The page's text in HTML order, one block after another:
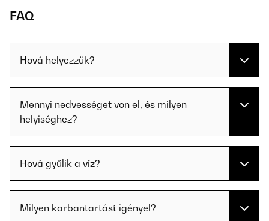
FAQ
Hová helyezzük?
Mennyi nedvességet von el, és milyen
helyiséghez?
Hová gyűlik a víz?
Milyen karbantartást igényel?